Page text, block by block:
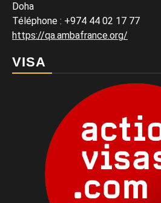
Doha
Téléphone : +974 44 02 17 77
https://qa.ambafrance.org/
VISA